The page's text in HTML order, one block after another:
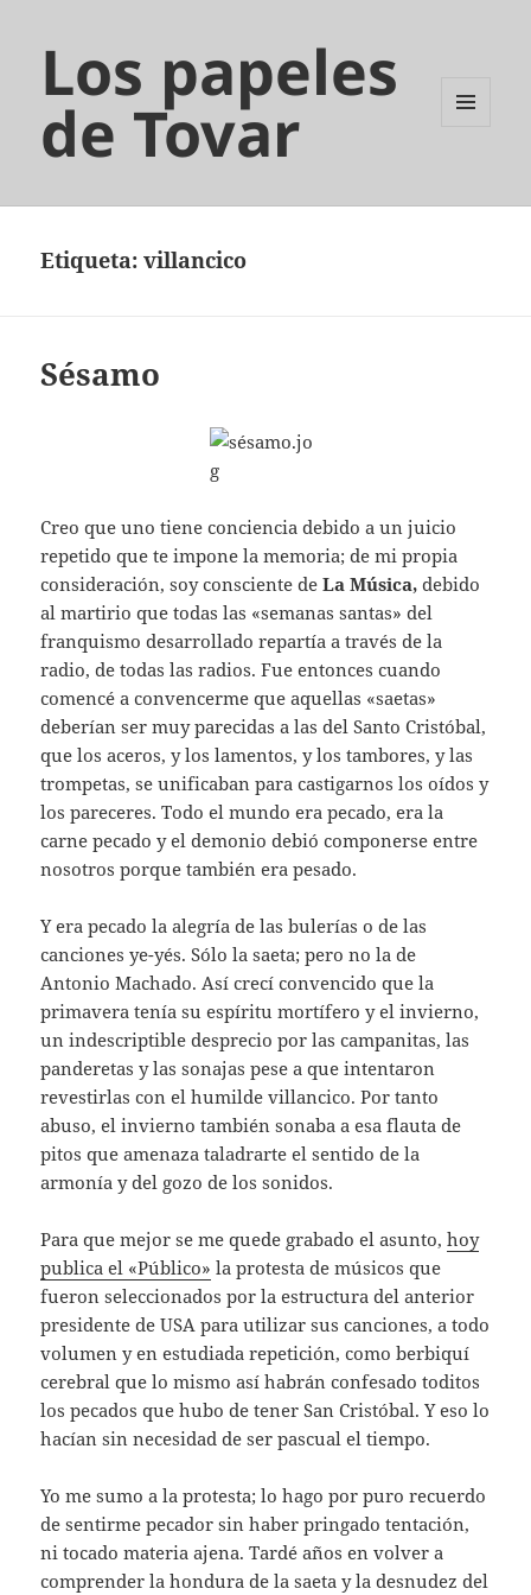
Los papeles
de Tovar
Etiqueta:villancico
Sésamo
Creo que uno tiene conciencia debido a un juicio
repetido que te impone la memoria; de mi propia
consideración, soy consciente deLa Música, debido
al martirio que todas las «semanas santas» del
franquismo desarrollado repartía a través de la
radio, de todas las radios. Fue entonces cuando
comencé a convencerme que aquellas «saetas»
deberían ser muy parecidas a las del Santo Cristóbal,
que los aceros, y los lamentos, y los tambores, y las
trompetas, se unificaban para castigarnos los oídos y
los pareceres. Todo el mundo era pecado, era la
carne pecado y el demonio debió componerse entre
nosotros porque también era pesado.
Y era pecado la alegría de las bulerías o de las
canciones ye-yés. Sólo la saeta; pero no la de
Antonio Machado. Así crecí convencido que la
primavera tenía su espíritu mortífero y el invierno,
un indescriptible desprecio por las campanitas, las
panderetas y las sonajas pese a que intentaron
revestirlas con el humilde villancico. Por tanto
abuso, el invierno también sonaba a esa flauta de
pitos que amenaza taladrarte el sentido de la
armonía y del gozo de los sonidos.
Para que mejor se me quede grabado el asunto,hoy
publica el «Público» la protesta de músicos que
fueron seleccionados por la estructura del anterior
presidente de USA para utilizar sus canciones, a todo
volumen y en estudiada repetición, como berbiquí
cerebral que lo mismo así habrán confesado toditos
los pecados que hubo de tener San Cristóbal. Y eso lo
hacían sin necesidad de ser pascual el tiempo.
Yo me sumo a la protesta; lo hago por puro recuerdo
de sentirme pecador sin haber pringado tentación,
ni tocado materia ajena. Tardé años en volver a
comprender la hondura de la saeta y la desnudez del